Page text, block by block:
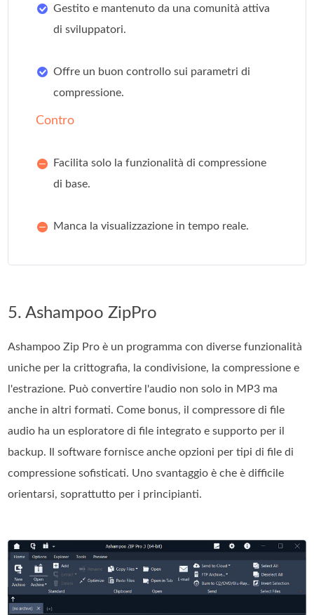
Gestito e mantenuto da una comunità attiva
di sviluppatori.
Offre un buon controllo sui parametri di
compressione.
Contro
Facilita solo la funzionalità di compressione
di base.
Manca la visualizzazione in tempo reale.
5. Ashampoo ZipPro
Ashampoo Zip Pro è un programma con diverse funzionalità
uniche per la crittografia, la condivisione, la compressione e
l'estrazione. Può convertire l'audio non solo in MP3 ma
anche in altri formati. Come bonus, il compressore di file
audio ha un esploratore di file integrato e supporto per il
backup. Il software fornisce anche opzioni per tipi di file di
compressione sofisticati. Uno svantaggio è che è difficile
orientarsi, soprattutto per i principianti.